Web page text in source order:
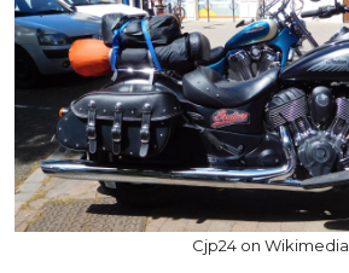
Cjp24 on Wikimedia